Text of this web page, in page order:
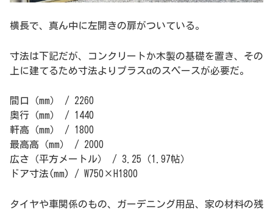
横長で、真ん中に左開きの扉がついている。
寸法は下記だが、コンクリートか木製の基礎を置き、その
上に建てるため寸法よりプラスαのスペースが必要だ。
間口（mm） / 2260
奥行（mm） / 1440
軒高（mm） / 1800
最高高（mm） / 2000
広さ（平方メートル） / 3.25（1.97帖）
ドア寸法(mm) / W750×H1800
タイヤや車関係のもの、ガーデニング用品、家の材料の残